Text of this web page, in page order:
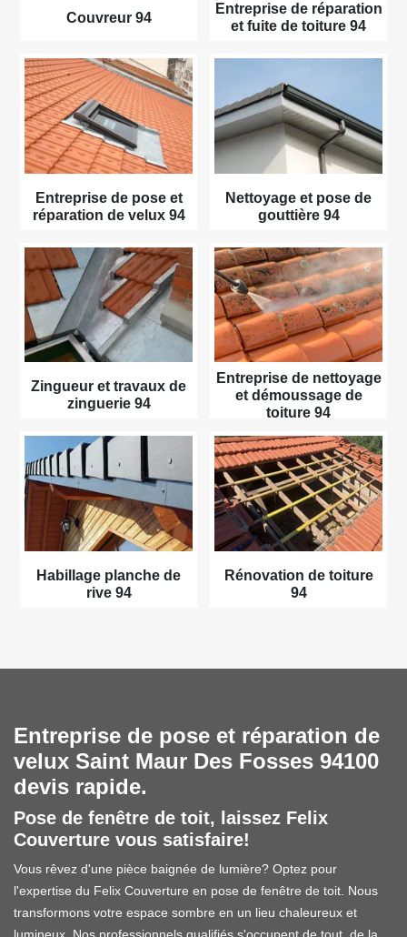
Couvreur 94
Entreprise de réparation
et fuite de toiture 94
Entreprise de pose et
réparation de velux 94
Nettoyage et pose de
gouttière 94
Zingueur et travaux de
zinguerie 94
Entreprise de nettoyage
et démoussage de
toiture 94
Habillage planche de
rive 94
Rénovation de toiture
94
Entreprise de pose et réparation de
velux Saint Maur Des Fosses 94100
devis rapide.
Pose de fenêtre de toit, laissez Felix
Couverture vous satisfaire!
Vous rêvez d'une pièce baignée de lumière? Optez pour
l'expertise du Felix Couverture en pose de fenêtre de toit. Nous
transformons votre espace sombre en un lieu chaleureux et